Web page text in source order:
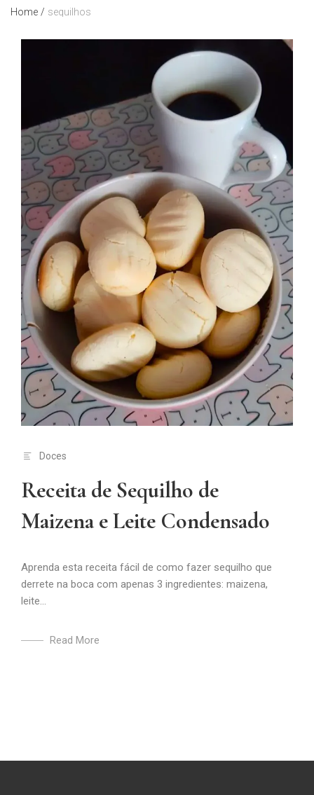
Home / sequilhos
Doces
Receita de Sequilho de
Maizena e Leite Condensado
Aprenda esta receita fácil de como fazer sequilho que
derrete na boca com apenas 3 ingredientes: maizena,
leite...
Read More